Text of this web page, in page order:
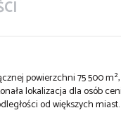
powierzchni 75 500
lokalizacja dla osób
od większych miast.